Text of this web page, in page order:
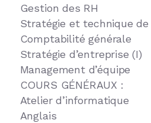
Gestion des RH
Stratégie et technique de
Comptabilité générale
Stratégie d’entreprise (I)
Management d’équipe
COURS GÉNÉRAUX :
Atelier d’informatique
Anglais